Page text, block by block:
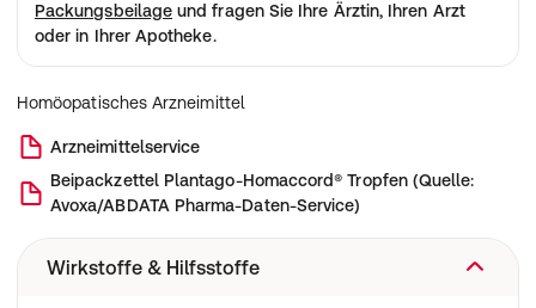
Packungsbeilage und fragen Sie Ihre Ärztin, Ihren Arzt
oder in Ihrer Apotheke.
Homöopatisches Arzneimittel
Arzneimittelservice
Beipackzettel Plantago-Homaccord® Tropfen(Quelle:
Avoxa/ABDATA Pharma-Daten-Service)
Wirkstoffe & Hilfsstoffe